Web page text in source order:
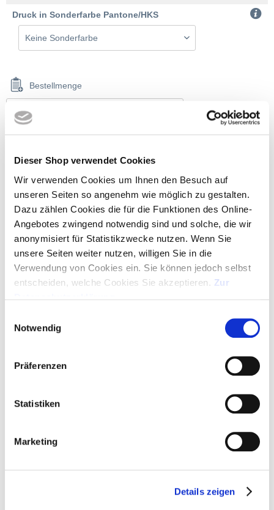
Dieser Shop verwendet Cookies
Wir verwenden Cookies um Ihnen den Besuch auf
unseren Seiten so angenehm wie möglich zu gestalten.
Dazu zählen Cookies die für die Funktionen des Online-
Angebotes zwingend notwendig sind und solche, die wir
anonymisiert für Statistikzwecke nutzen. Wenn Sie
unsere Seiten weiter nutzen, willigen Sie in die
Verwendung von Cookies ein. Sie können jedoch selbst
entscheiden, welche Cookies Sie akzeptieren. Zur
Notwendig
Präferenzen
Statistiken
Marketing
Details zeigen
Druck in Sonderfarbe Pantone/HKS
Bestellmenge
MUSTER ANFORDERN
GRATIS-LAYOUT
ARTIKEL IN WARENKORB - LOGO HOCHLADEN
+49 (0)89 329 88 95 00
Freitag 09:00 Uhr – 15:00 Uhr
preisgünster Werbeartikel Made in Italy mit...mehr